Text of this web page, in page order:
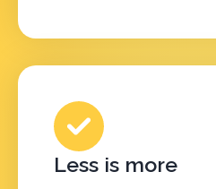
Less is more